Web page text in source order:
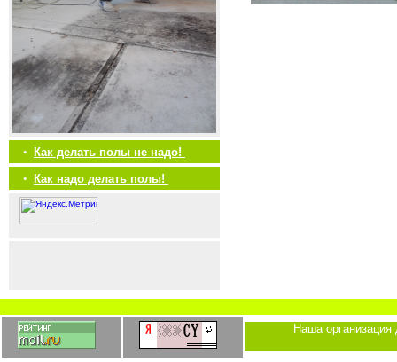
•
Как делать полы не надо!
•
Как надо делать полы!
Наша